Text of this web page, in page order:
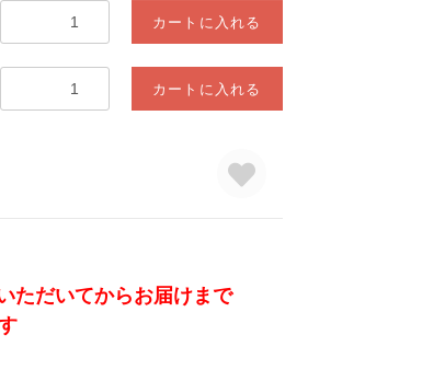
カートに入れる
カートに入れる
ただいてからお届けまで